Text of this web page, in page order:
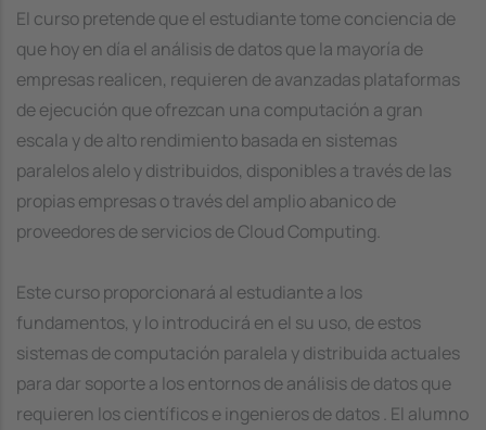
El curso pretende que el estudiante tome conciencia de
que hoy en día el análisis de datos que la mayoría de
empresas realicen, requieren de avanzadas plataformas
de ejecución que ofrezcan una computación a gran
escala y de alto rendimiento basada en sistemas
paralelos alelo y distribuidos, disponibles a través de las
propias empresas o través del amplio abanico de
proveedores de servicios de Cloud Computing.
Este curso proporcionará al estudiante a los
fundamentos, y lo introducirá en el su uso, de estos
sistemas de computación paralela y distribuida actuales
para dar soporte a los entornos de análisis de datos que
requieren los científicos e ingenieros de datos . El alumno